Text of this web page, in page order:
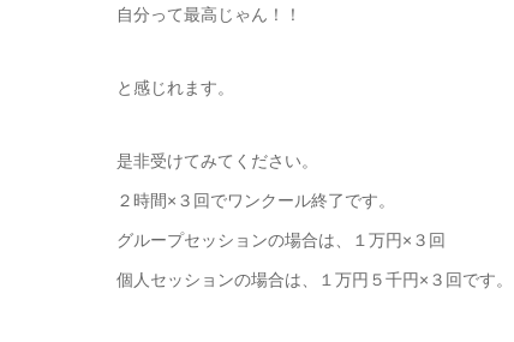
自分って最高じゃん！！
と感じれます。
是非受けてみてください。
２時間×３回でワンクール終了です。
グループセッションの場合は、１万円×３回
個人セッションの場合は、１万円５千円×３回です。